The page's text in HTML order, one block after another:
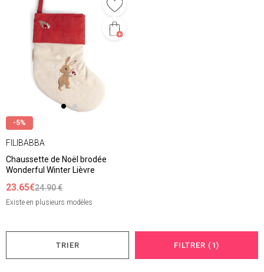
-5%
FILIBABBA
Chaussette de Noël brodée
Wonderful Winter Lièvre
23.65€24.90 €
Existe en plusieurs modèles
TRIER FILTRER (1)